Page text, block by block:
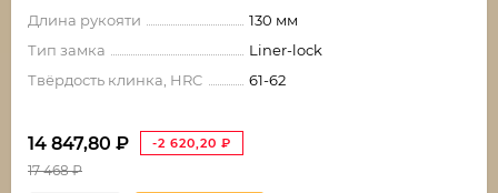
Длина рукояти
130 мм
Тип замка
Liner-lock
Твёрдость клинка, HRC
61-62
14 847,80 ₽ -2 620,20 ₽
17 468₽